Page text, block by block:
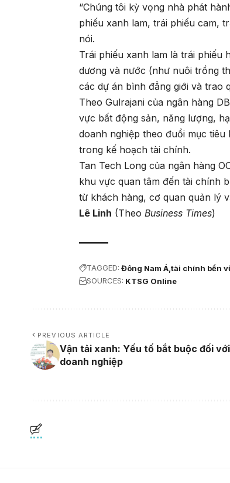
“Chúng tôi kỳ vọng nhà phát
phiếu xanh lam, trái phiếu cam,
nói.
Trái phiếu xanh lam là trái phiếu
dương và nước (như nuôi trồng
các dự án bình đẳng giới và trao
Theo Gulrajani của ngân hàng
vực bất động sản, năng lượng,
doanh nghiệp theo đuổi mục
trong kế hoạch tài chính.
Tan Tech Long của ngân hàng
khu vực quan tâm đến tài chính
từ khách hàng, cơ quan quản lý
Lê Linh (Theo Business Times)
TAGGED: Đông Nam Á tài chính bền
SOURCES: KTSG Online
PREVIOUS ARTICLE
Vận tải xanh: Yếu tố bắt buộc đối
doanh nghiệp